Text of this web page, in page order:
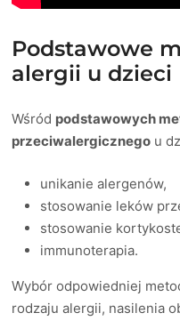
Podstawowe
alergii u dzieci
Wśród podstawowych
przeciwalergicznego u
unikanie alergenów,
stosowanie leków
stosowanie
immunoterapia.
Wybór odpowiedniej
rodzaju alergii, nasilenia